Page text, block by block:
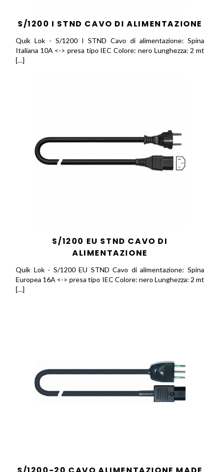
S/1200 I STND CAVO DI ALIMENTAZIONE
Quik Lok - S/1200 I STND Cavo di alimentazione: Spina
Italiana 10A <-> presa tipo IEC Colore: nero Lunghezza: 2 mt
[…]
S/1200 EU STND CAVO DI
ALIMENTAZIONE
Quik Lok - S/1200 EU STND Cavo di alimentazione: Spina
Europea 16A <-> presa tipo IEC Colore: nero Lunghezza: 2 mt
[…]